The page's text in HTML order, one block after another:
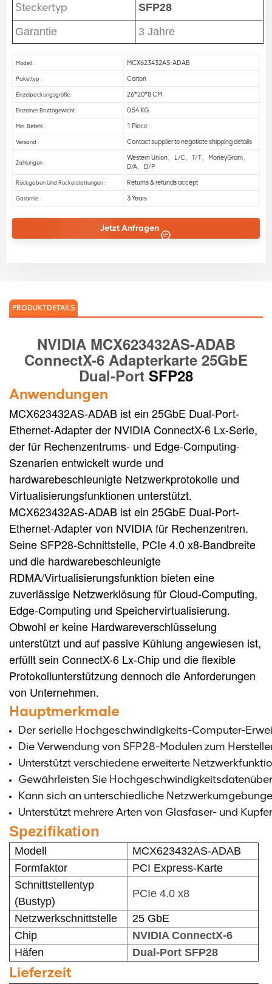
Steckertyp
SFP28
Garantie
3 Jahre
Modell : MCX623432AS-ADAB
Pakettyp : Carton
Einzelpackungsgröße : 26*20*8 CM
Einzelnes Bruttogewicht : 0.54 KG
Min. Befehl : 1 Piece
Versand : Contact supplier to negotiate shipping details
Zahlungen :
Western Union、L/C、T/T、MoneyGram、
D/A、D/P
Rückgaben Und Rückerstattungen : Returns & refunds accept
Garantie : 3 Years
Jetzt Anfragen
PRODUKTDETAILS
NVIDIA MCX623432AS-ADAB
ConnectX-6 Adapterkarte 25GbE
Dual-Port SFP28
Anwendungen
MCX623432AS-ADAB ist ein 25GbE Dual-Port-
Ethernet-Adapter der NVIDIA ConnectX-6 Lx-Serie,
der für Rechenzentrums- und Edge-Computing-
Szenarien entwickelt wurde und
hardwarebeschleunigte Netzwerkprotokolle und
Virtualisierungsfunktionen unterstützt.
MCX623432AS-ADAB ist ein 25GbE Dual-Port-
Ethernet-Adapter von NVIDIA für Rechenzentren.
Seine SFP28-Schnittstelle, PCIe 4.0 x8-Bandbreite
und die hardwarebeschleunigte
RDMA/Virtualisierungsfunktion bieten eine
zuverlässige Netzwerklösung für Cloud-Computing,
Edge-Computing und Speichervirtualisierung.
Obwohl er keine Hardwareverschlüsselung
unterstützt und auf passive Kühlung angewiesen ist,
erfüllt sein ConnectX-6 Lx-Chip und die flexible
Protokollunterstützung dennoch die Anforderungen
von Unternehmen.
Hauptmerkmale
Der serielle Hochgeschwindigkeits-Computer-
Die Verwendung von SFP28-Modulen zum
Unterstützt verschiedene erweiterte
Gewährleisten Sie
Kann sich an unterschiedliche
Unterstützt mehrere Arten von Glasfaser- und
Spezifikation
Modell
MCX623432AS-ADAB
Formfaktor
PCI Express-Karte
Schnittstellentyp
(Bustyp)
PCIe 4.0 x8
Netzwerkschnittstelle
25 GbE
Chip
NVIDIA ConnectX-6
Häfen
Dual-Port SFP28
Lieferzeit